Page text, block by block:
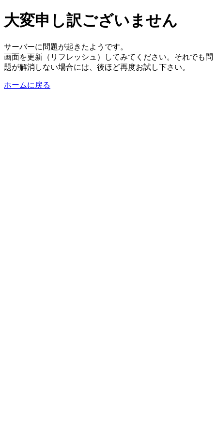
大変申し訳ございません
サーバーに問題が起きたようです。
画面を更新（リフレッシュ）してみてください。それでも問
題が解消しない場合には、後ほど再度お試し下さい。
ホームに戻る